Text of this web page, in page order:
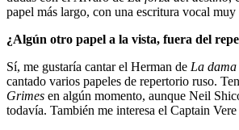
papel más largo, con una escritura vocal muy
¿Algún otro papel a la vista, fuera del
Sí, me gustaría cantar el Herman de La dama
cantado varios papeles de repertorio ruso.
Grimes en algún momento, aunque Neil
todavía. También me interesa el Captain Vere